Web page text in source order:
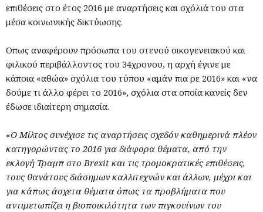
επιθέσεις στο έτος 2016 με αναρτήσεις και σχόλιά του στα
μέσα κοινωνικής δικτύωσης.
Όπως αναφέρουν πρόσωπα του στενού οικογενειακού και
φιλικού περιβάλλοντος του 34χρονου, η αρχή έγινε με
κάποια «αθώα» σχόλια του τύπου «αμάν πια ρε 2016» και «να
δούμε τι άλλο φέρει το 2016», σχόλια στα οποία κανείς δεν
έδωσε ιδιαίτερη σημασία.
«Ο Μίλτος συνέχισε τις αναρτήσεις σχεδόν καθημερινά πλέον
κατηγορώντας το 2016 για διάφορα θέματα, από την
εκλογή Τραμπ στο Brexit και τις τρομοκρατικές επιθέσεις,
τους θανάτους διάσημων καλλιτεχνών και άλλων, μέχρι και
για κάπως άσχετα θέματα όπως τα προβλήματα που
αντιμετωπίζει η βιοποικιλότητα των πιγκουίνων του